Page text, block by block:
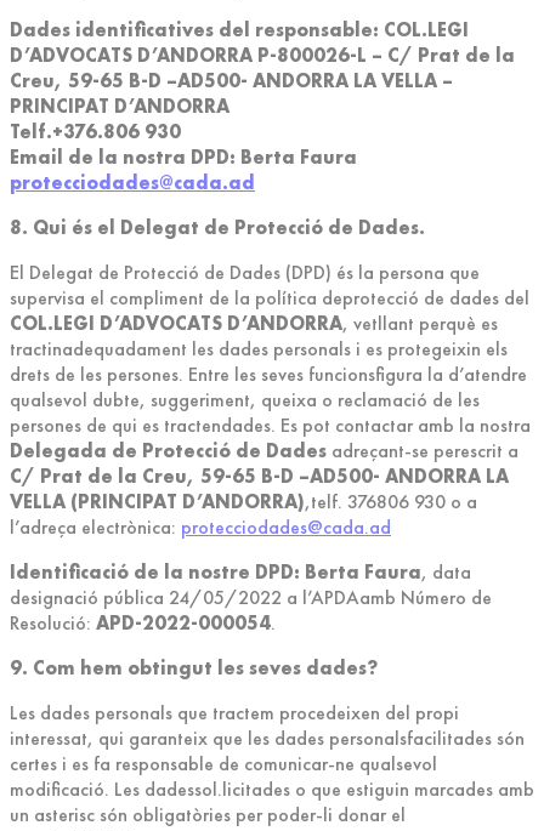
Dades identificatives del responsable: COL.LEGI
D’ADVOCATS D’ANDORRA P-800026-L – C/ Prat de la
Creu, 59-65 B-D –AD500- ANDORRA LA VELLA –
PRINCIPAT D’ANDORRA
Telf.+376.806 930
Email de la nostra DPD: Berta Faura
protecciodades@cada.ad
8. Qui és el Delegat de Protecció de Dades.
El Delegat de Protecció de Dades (DPD) és la persona que
supervisa el compliment de la política deprotecció de dades del
COL.LEGI D’ADVOCATS D’ANDORRA, vetllant perquè es
tractinadequadament les dades personals i es protegeixin els
drets de les persones. Entre les seves funcionsfigura la d’atendre
qualsevol dubte, suggeriment, queixa o reclamació de les
persones de qui es tractendades. Es pot contactar amb la nostra
Delegada de Protecció de Dades adreçant-se perescrit a
C/ Prat de la Creu, 59-65 B-D –AD500- ANDORRA LA
VELLA (PRINCIPAT D’ANDORRA),telf. 376806 930 o a
l’adreça electrònica: protecciodades@cada.ad
Identificació de la nostre DPD: Berta Faura, data
designació pública 24/05/2022 a l’APDAamb Número de
Resolució: APD-2022-000054.
9. Com hem obtingut les seves dades?
Les dades personals que tractem procedeixen del propi
interessat, qui garanteix que les dades personalsfacilitades són
certes i es fa responsable de comunicar-ne qualsevol
modificació. Les dadessol.licitades o que estiguin marcades amb
un asterisc són obligatòries per poder-li donar el